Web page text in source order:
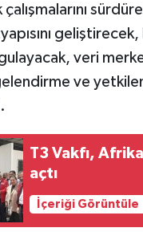
veri
ve
T3 Vakfı,
açtı
İçeriği Görüntüle